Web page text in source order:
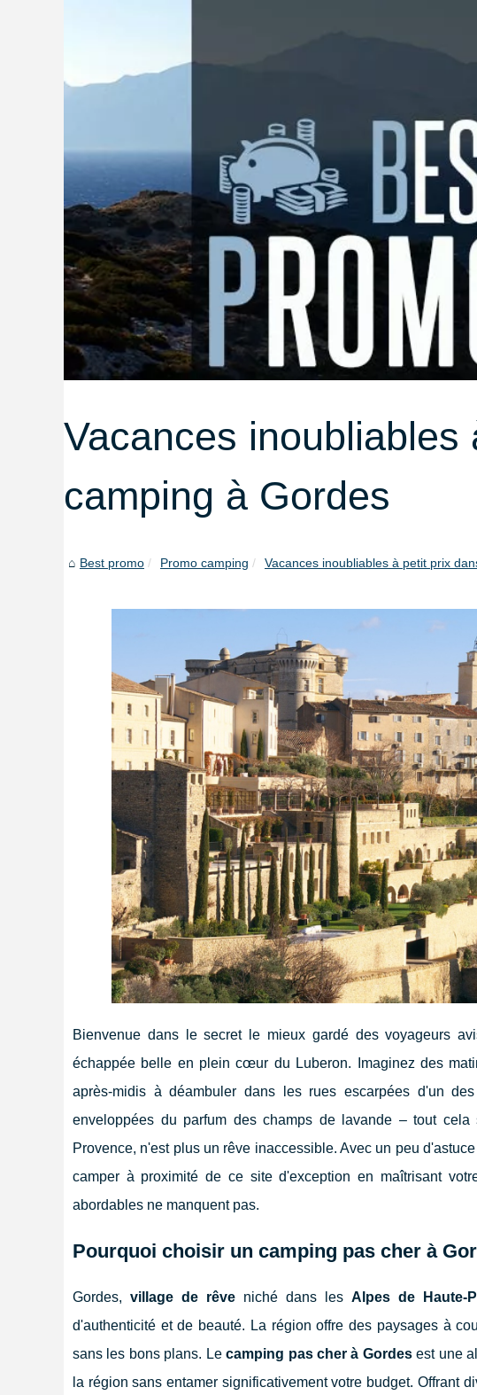
Vacances
camping à Gordes
Best promo Promo camping Vacances inoubliables à petit prix
Bienvenue dans le secret le mieux gardé des voyageurs
échappée belle en plein cœur du Luberon. Imaginez des
après-midis à déambuler dans les rues escarpées d'un
enveloppées du parfum des champs de lavande – tout
Provence, n'est plus un rêve inaccessible. Avec un peu
camper à proximité de ce site d'exception en maîtrisant
abordables ne manquent pas.
Pourquoi choisir un camping pas cher à
Gordes, village de rêve niché dans les Alpes de Haute-
d'authenticité et de beauté. La région offre des paysages à
sans les bons plans. Lecamping pas cher à Gordesest une
la région sans entamer significativement votre budget. Offrant